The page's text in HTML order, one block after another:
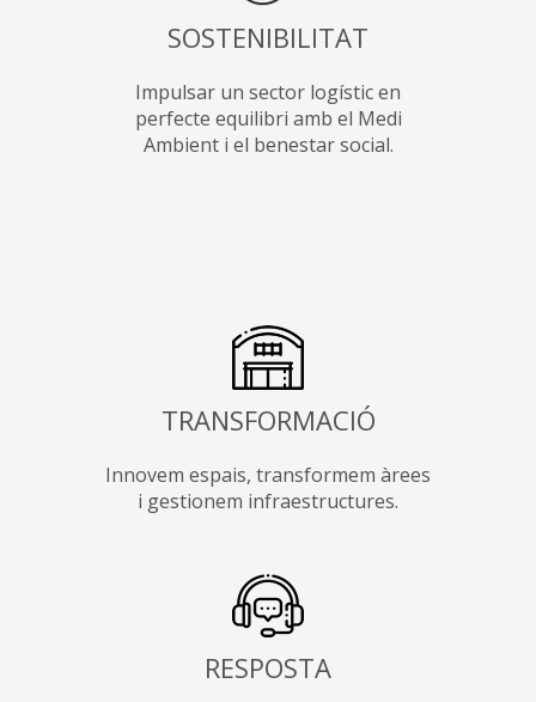
SOSTENIBILITAT
Impulsar un sector logístic en
perfecte equilibri amb el Medi
Ambient i el benestar social.
TRANSFORMACIÓ
Innovem espais, transformem àrees
i gestionem infraestructures.
RESPOSTA